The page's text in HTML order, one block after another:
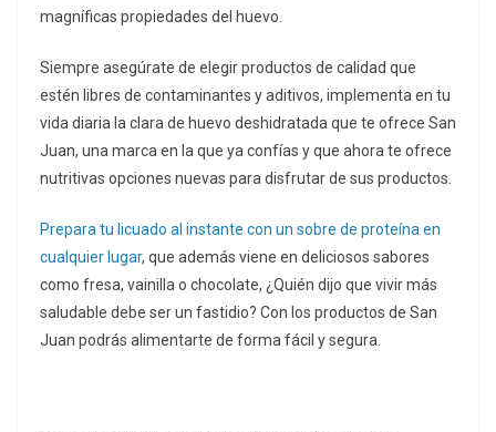
magníficas propiedades del huevo.
Siempre asegúrate de elegir productos de calidad que
estén libres de contaminantes y aditivos, implementa en tu
vida diaria la clara de huevo deshidratada que te ofrece San
Juan, una marca en la que ya confías y que ahora te ofrece
nutritivas opciones nuevas para disfrutar de sus productos.
Prepara tu licuado al instante con un sobre de proteína en
cualquier lugar, que además viene en deliciosos sabores
como fresa, vainilla o chocolate, ¿Quién dijo que vivir más
saludable debe ser un fastidio? Con los productos de San
Juan podrás alimentarte de forma fácil y segura.